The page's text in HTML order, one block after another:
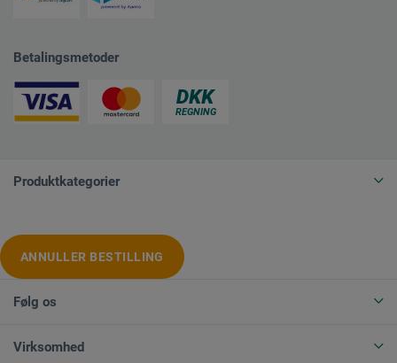
Betalingsmetoder
Produktkategorier
ANNULLER BESTILLING
Følg os
Virksomhed